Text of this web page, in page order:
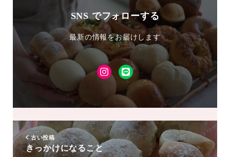
SNS でフォローする
最新の情報をお届けします
Instagram
LINE
友
達
追
加
古い投稿
きっかけになること